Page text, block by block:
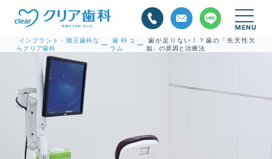
インプラント・矯正歯科な
らクリア歯科
—
歯科コ
ラム
—
歯が足りない！？歯の「先天性欠
如」の原因と治療法